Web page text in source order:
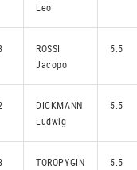
Leo
ROSSI
Jacopo
5.5
DICKMANN
Ludwig
5.5
TOROPYGIN
5.5